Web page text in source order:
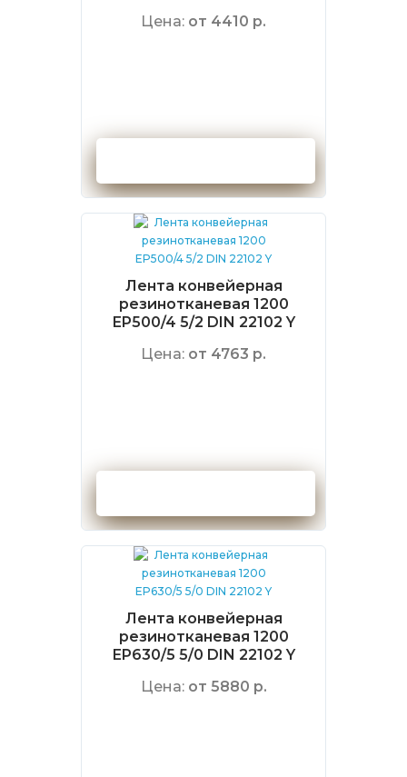
Цена: от 4410 р.
Лента конвейерная
резинотканевая 1200
EP500/4 5/2 DIN 22102 Y
Цена: от 4763 р.
Лента конвейерная
резинотканевая 1200
EP630/5 5/0 DIN 22102 Y
Цена: от 5880 р.